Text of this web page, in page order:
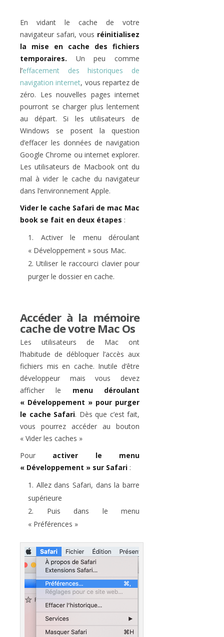
En vidant le cache de votre
navigateur safari, vous réinitialisez
la mise en cache des fichiers
temporaires. Un peu comme
l’effacement des historiques de
navigation internet, vous repartez de
zéro. Les nouvelles pages internet
pourront se charger plus lentement
au départ. Si les utilisateurs de
Windows se posent la question
d’effacer les données de navigation
Google Chrome ou internet explorer.
Les utilisateurs de Macbook ont du
mal à vider le cache du navigateur
dans l’environnement Apple.
Vider le cache Safari de mac Mac
book se fait en deux étapes :
Activer le menu déroulant
« Développement » sous Mac.
Utiliser le raccourci clavier pour
purger le dossier en cache.
Accéder à la mémoire
cache de votre Mac Os
Les utilisateurs de Mac ont
l’habitude de débloquer l’accès aux
fichiers mis en cache. Inutile d’être
développeur mais vous devez
afficher le menu déroulant
« Développement » pour purger
le cache Safari. Dès que c’est fait,
vous pourrez accéder au bouton
« Vider les caches »
Pour activer le menu
« Développement » sur Safari :
Allez dans Safari, dans la barre
supérieure
Puis dans le menu
« Préférences »